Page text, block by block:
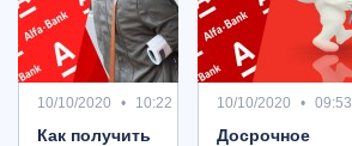
10/10/2020 10:22
Как получить
10/10/2020 09:53
Досрочное